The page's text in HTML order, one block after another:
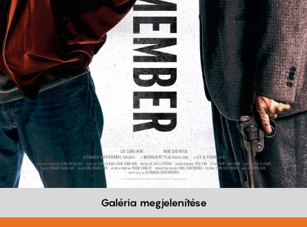
Galéria megjelenítése